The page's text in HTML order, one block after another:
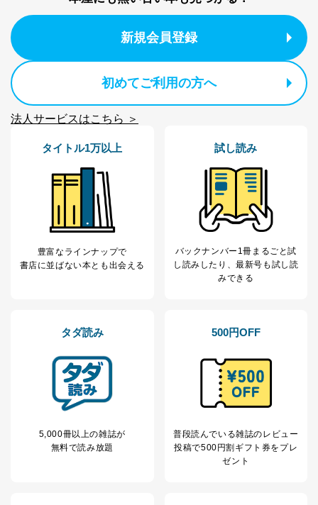
株式会社富士山マガジンサービス
代表取締役会長 西野 伸一郎
個人情報の取扱いについて
護管理者の責任のもと、個人情報を取得・アクセス・利
用・提供・管理いたします。
東京都渋谷区南平台町16-11
代表取締役会長 西野 伸一郎
個人情報保護管理者: 経営管理グループディレクター 前
田 嘉也
２．利用目的
当社が取り扱う開示対象個人情報の利用目的は次のとお
りです。
ービス等をご利用
の方の個人情報
ｅメール等による商品、サービ
個人が特定できない形で取得した
閲覧履歴や購買履歴等の情報を分
析して、趣味・嗜好に
応じた新商品・サービスに関する
当社にお問合わせ
いただいた方の個
お問い合わせ対応、トラブル対
処、オペレーター教育など応対品
新規会員登録
初めてご利用の方へ
法人サービスはこちら ＞
タイトル1万以上
豊富なラインナップで
書店に並ばない本とも出会える
試し読み
バックナンバー1冊まるごと試
し読み したり、最新号も試し読
みできる
タダ読み
5,000冊以上の雑誌が
無料で読み放題
500円OFF
普段読んでいる雑誌のレビュー
投稿で500円割ギフト券をプレ
ゼント